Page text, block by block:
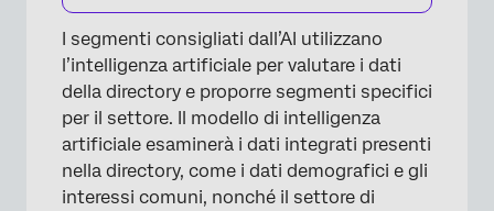
×
I segmenti consigliati dall’AI utilizzano
l’intelligenza artificiale per valutare i dati
della directory e proporre segmenti specifici
per il settore. Il modello di intelligenza
artificiale esaminerà i dati integrati presenti
nella directory, come i dati demografici e gli
interessi comuni, nonché il settore di